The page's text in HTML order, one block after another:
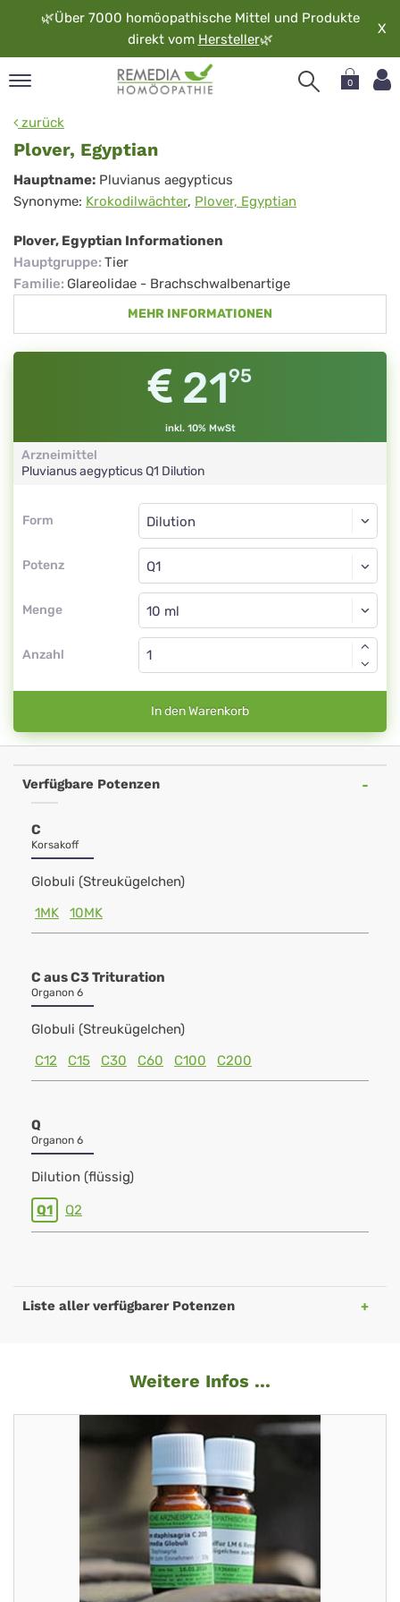
🌿Über 7000 homöopathische Mittel und Produkte
direkt vom Hersteller🌿
X
0
zurück
Plover, Egyptian
Plover,
Egyptian
Hauptname: Pluvianus aegypticus
Synonyme: Krokodilwächter, Plover, Egyptian
Plover, Egyptian Informationen
Hauptgruppe: Tier
Familie: Glareolidae - Brachschwalbenartige
MEHR INFORMATIONEN
2195
inkl. 10% MwSt
Arzneimittel
Pluvianus aegypticusQ1 Dilution
Form
Form
Potenz
Dilution
Q1
Menge
Dilution
Anzahl
In den Warenkorb
Verfügbare Potenzen
C
Korsakoff
Globuli (Streukügelchen)
1MK
10MK
C aus C3 Trituration
Organon 6
Globuli (Streukügelchen)
C12
C15 C30 C60 C100 C200
Q
Organon 6
Dilution (flüssig)
Q1 Q2
Liste aller verfügbarer Potenzen
Weitere Infos ...